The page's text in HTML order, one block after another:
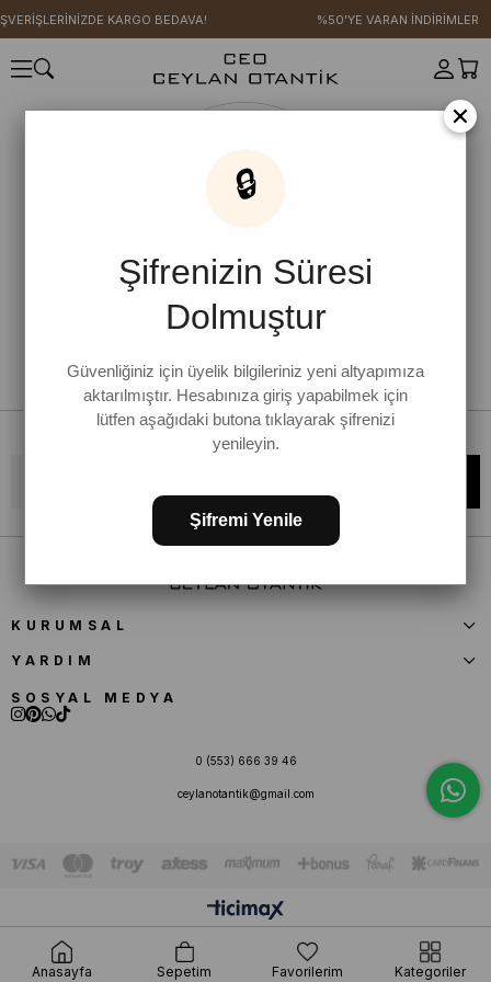
KARGO BEDAVA! %50'YE VARAN İNDİRİMLER
Bültene kaydolun, kampanya ve yenilikleri kaçırmayın!
KURUMSAL
YARDIM
SOSYAL MEDYA
0 (553) 666 39 46
ceylanotantik@gmail.com
×
🔒
Şifrenizin Süresi
Dolmuştur
Güvenliğiniz için üyelik bilgileriniz yeni altyapımıza
aktarılmıştır. Hesabınıza giriş yapabilmek için
lütfen aşağıdaki butona tıklayarak şifrenizi
yenileyin.
Şifremi Yenile
Anasayfa Sepetim Favorilerim Kategoriler